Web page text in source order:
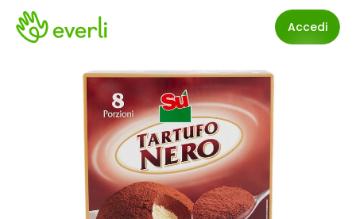
Accedi